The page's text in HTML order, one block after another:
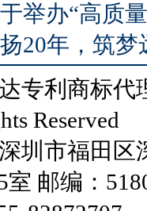
举办“高质
20年，筑梦
专利商标
Reserved
圳市福田区
室 邮编：